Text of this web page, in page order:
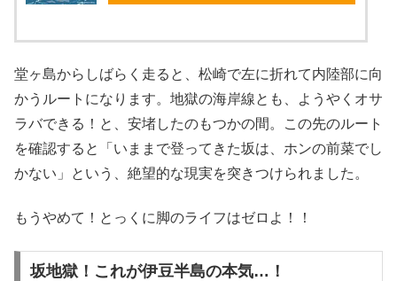
堂ヶ島からしばらく走ると、松崎で左に折れて内陸部に向
かうルートになります。地獄の海岸線とも、ようやくオサ
ラバできる！と、安堵したのもつかの間。この先のルート
を確認すると「いままで登ってきた坂は、ホンの前菜でし
かない」という、絶望的な現実を突きつけられました。
もうやめて！とっくに脚のライフはゼロよ！！
坂地獄！これが伊豆半島の本気…！